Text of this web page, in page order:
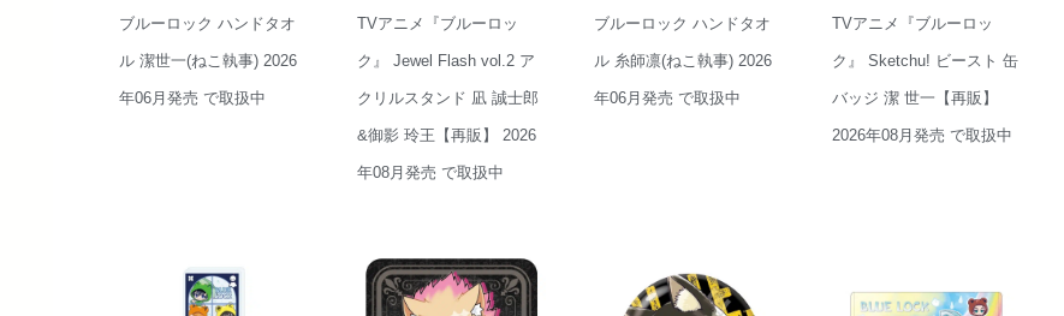
ブルーロック ハンドタオ
ル 潔世一(ねこ執事) 2026
年06月発売 で取扱中
TVアニメ『ブルーロッ
ク』 Jewel Flash vol.2 ア
クリルスタンド 凪 誠士郎
&御影 玲王【再販】 2026
年08月発売 で取扱中
ブルーロック ハンドタオ
ル 糸師凛(ねこ執事) 2026
年06月発売 で取扱中
TVアニメ『ブルーロッ
ク』 Sketchu! ビースト 缶
バッジ 潔 世一【再販】
2026年08月発売 で取扱中